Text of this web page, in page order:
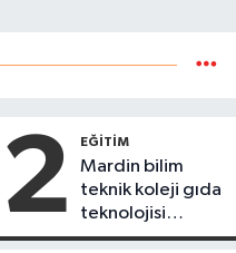
2 EĞİTİM
Mardin bilim
teknik koleji gıda
teknolojisi
öğrencileri